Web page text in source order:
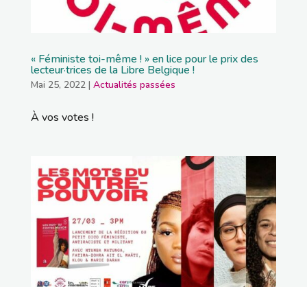
« Féministe toi-même ! » en lice pour le prix des
lecteur·trices de la Libre Belgique !
Mai 25, 2022| Actualités passées
À vos votes !